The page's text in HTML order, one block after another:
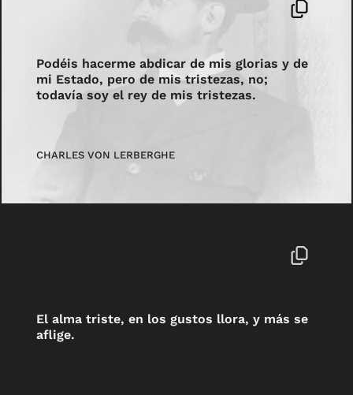
Podéis hacerme abdicar de mis glorias y de
mi Estado, pero de mis tristezas, no;
todavía soy el rey de mis tristezas.
CHARLES VON LERBERGHE
El alma triste, en los gustos llora, y más se
aflige.